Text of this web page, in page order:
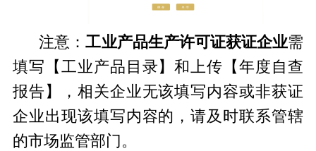
注意：工业产品生产许可证获证企业需
填写【工业产品目录】和上传【年度自查
报告】，相关企业无该填写内容或非获证
企业出现该填写内容的，请及时联系管辖
的市场监管部门。